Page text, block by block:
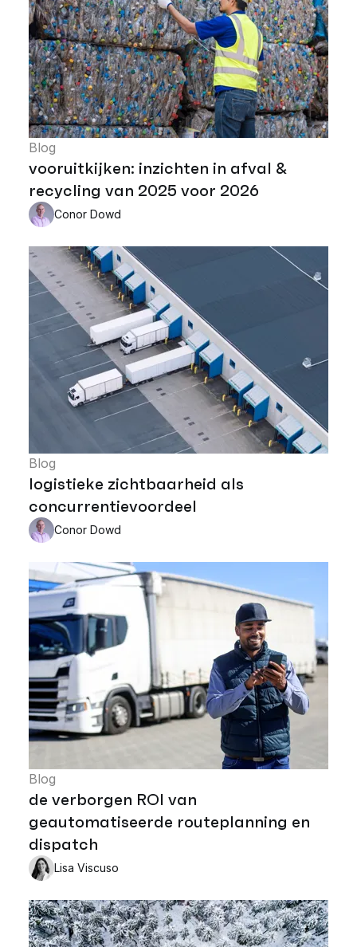
Blog
vooruitkijken: inzichten in afval &
recycling van 2025 voor 2026
Conor Dowd
Blog
logistieke zichtbaarheid als
concurrentievoordeel
Conor Dowd
Blog
de verborgen ROI van
geautomatiseerde routeplanning en
dispatch
Lisa Viscuso